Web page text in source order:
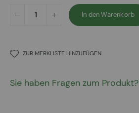
In den Warenkorb
ZUR MERKLISTE HINZUFÜGEN
Sie haben Fragen zum Produkt?